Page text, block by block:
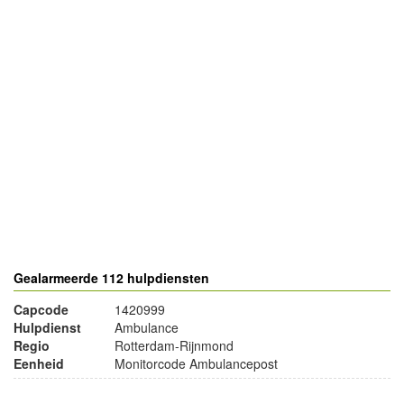
Gealarmeerde 112 hulpdiensten
Capcode
1420999
Hulpdienst
Ambulance
Regio
Rotterdam-Rijnmond
Eenheid
Monitorcode Ambulancepost